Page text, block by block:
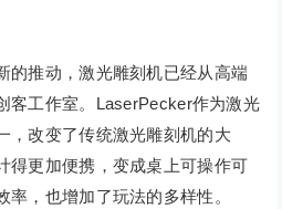
的推动，激光雕刻机已经从高端
客工作室。LaserPecker作为激光
，改变了传统激光雕刻机的大
得更加便携，变成桌上可操作可
，也增加了玩法的多样性。